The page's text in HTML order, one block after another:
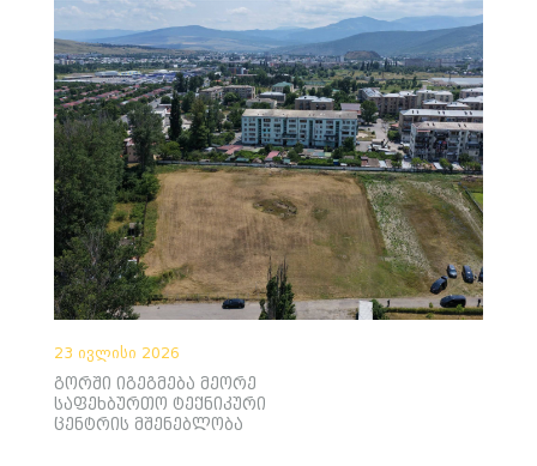
23 ივლისი 2026
გორში იგეგმება მეორე
საფეხბურთო ტექნიკური
ცენტრის მშენებლობა